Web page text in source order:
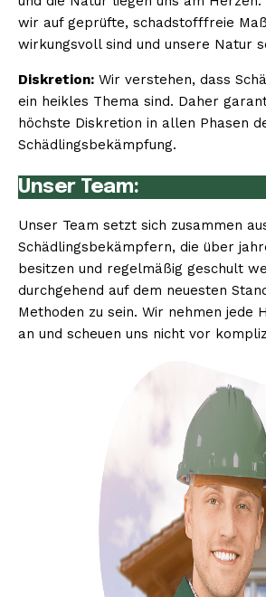
wir auf geprüfte, schadstofffreie
wirkungsvoll sind und unsere Natur
Diskretion: Wir verstehen, dass
ein heikles Thema sind. Daher
höchste Diskretion in allen Phasen
Schädlingsbekämpfung.
Unser Team:
Unser Team setzt sich zusammen
Schädlingsbekämpfern, die über
besitzen und regelmäßig geschult
durchgehend auf dem neuesten
Methoden zu sein. Wir nehmen jede
an und scheuen uns nicht vor